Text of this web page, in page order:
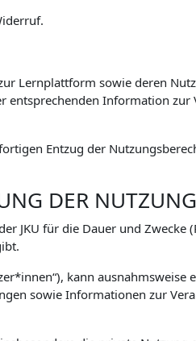
Lernplattform sowie deren
Information
Entzug der
DER
JKU für die Dauer und Zwecke
kann
sowie Informationen zur